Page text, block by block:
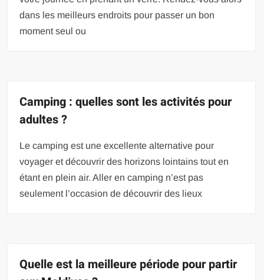
dans les meilleurs endroits pour passer un bon
moment seul ou
Camping : quelles sont les activités pour
adultes ?
Le camping est une excellente alternative pour
voyager et découvrir des horizons lointains tout en
étant en plein air. Aller en camping n’est pas
seulement l’occasion de découvrir des lieux
Quelle est la meilleure période pour partir